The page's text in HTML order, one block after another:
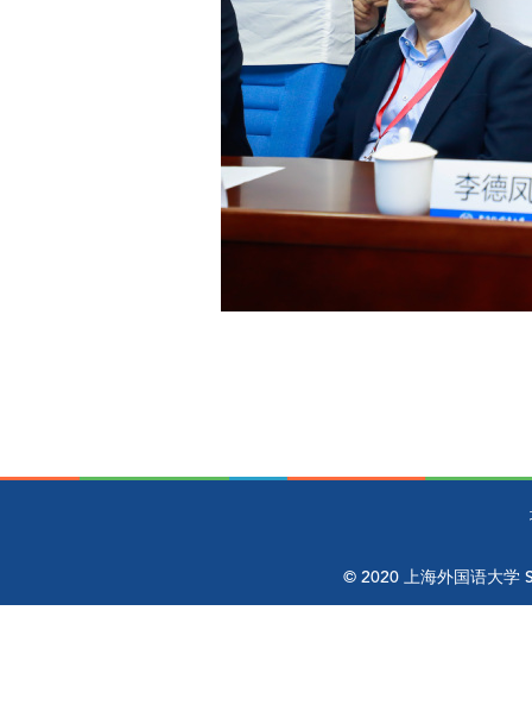
© 2020 上海外国语大学